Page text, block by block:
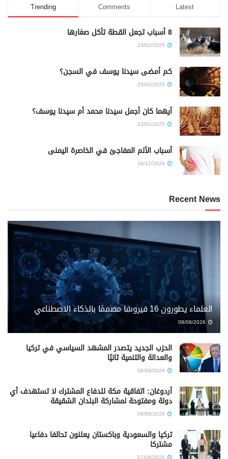
Trending Comments Latest
8 أسباب تجعل القطة تأكل صغارها
كم أمضى سيدنا يوسف في السجن؟
أيهما كان أجمل سيدنا محمد أم سيدنا يوسف؟
أسباب الألم المفاجئ في الخاصرة اليمنى
Recent News
العلماء يطورون 16 فيروسًا مصممًا بالذكاء الاصطناعي
08/08/2026
الحزب الجديد يتصدر المشهد السياسي في تركيا
والعدالة والتنمية ثانيًا
أردوغان: اتفاقية مكة للدفاع المشترك لا تستهدف أي
دولة ومفتوحة لمشاركة البلدان الشقيقة
تركيا والسعودية وباكستان يعلنون تحالفا دفاعيا
مشتركا